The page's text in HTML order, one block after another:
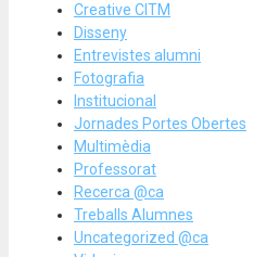
Creative CITM
Disseny
Entrevistes alumni
Fotografia
Institucional
Jornades Portes Obertes
Multimèdia
Professorat
Recerca @ca
Treballs Alumnes
Uncategorized @ca